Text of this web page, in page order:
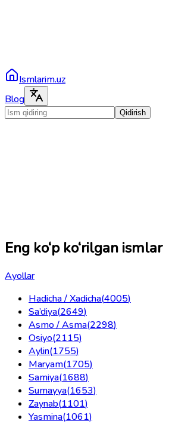
Ismlarim.uz
Blog
Qidirish
Eng ko‘p ko‘rilgan ismlar
Ayollar
Hadicha / Xadicha(4005)
Sa’diya(2649)
Asmo / Asma(2298)
Osiyo(2115)
Aylin(1755)
Maryam(1705)
Samiya(1688)
Sumayya(1653)
Zaynab(1101)
Yasmina(1061)